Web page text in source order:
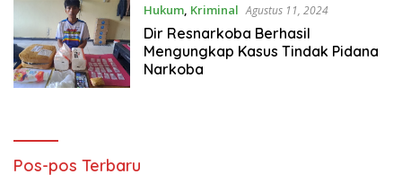
Hukum, Kriminal Agustus 11, 2024
Dir Resnarkoba Berhasil
Mengungkap Kasus Tindak Pidana
Narkoba
Pos-pos Terbaru